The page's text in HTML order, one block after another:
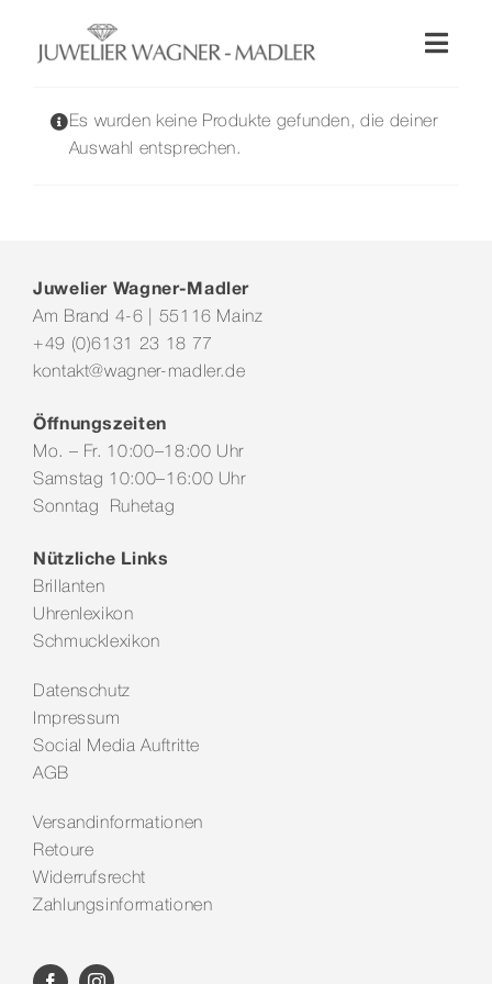
springen
Wellendorff
Service & Leistungen
Es wurden keine Produkte gefunden, die deiner
Auswahl entsprechen.
Juwelier Wagner-Madler
Am Brand 4-6 | 55116 Mainz
+49 (0)6131 23 18 77
kontakt@wagner-madler.de
Öffnungszeiten
Mo. – Fr. 10:00–18:00 Uhr
Samstag 10:00–16:00 Uhr
Sonntag Ruhetag
Nützliche Links
Brillanten
Uhrenlexikon
Schmucklexikon
Datenschutz
Impressum
Social Media Auftritte
AGB
Versandinformationen
Retoure
Widerrufsrecht
Zahlungsinformationen